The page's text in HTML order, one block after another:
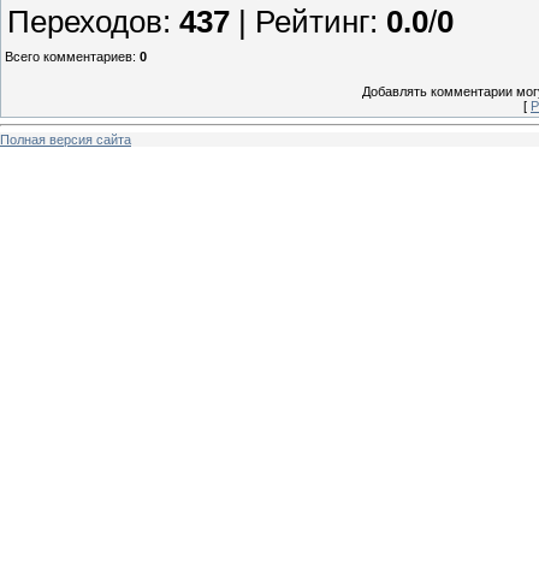
Переходов: 437 | Рейтинг: 0.0/0
Всего комментариев: 0
Добавлять комментарии
[
Полная версия сайта